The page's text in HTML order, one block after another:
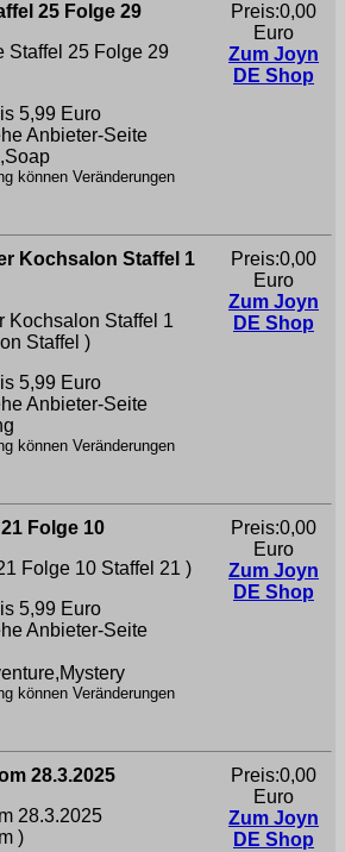
25 Folge 29
Staffel 25 Folge 29
5,99 Euro
Anbieter-Seite
können Veränderungen
Preis:0,00
Euro
Zum Joyn
DE Shop
Kochsalon Staffel 1
Kochsalon Staffel 1
Staffel )
5,99 Euro
Anbieter-Seite
können Veränderungen
Preis:0,00
Euro
Zum Joyn
DE Shop
Folge 10
Folge 10 Staffel 21 )
5,99 Euro
Anbieter-Seite
können Veränderungen
Preis:0,00
Euro
Zum Joyn
DE Shop
28.3.2025
28.3.2025
)
Preis:0,00
Euro
Zum Joyn
DE Shop